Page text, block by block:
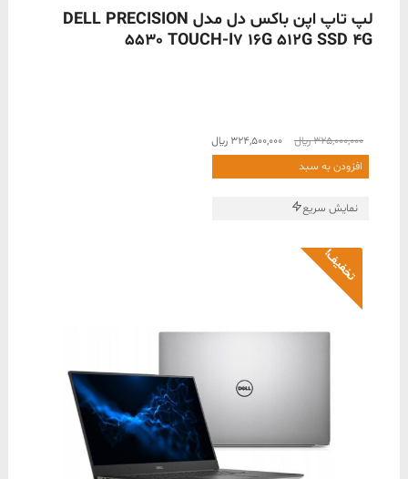
ناموجود
لپ تاپ اپن باکس دل مدل DELL PRECISION
5530 TOUCH-I7 16G 512G SSD 4G
325,000,000﷼
قیمت
اصلی
324,500,000 ﷼قیمت
فعلی
افزودن به سبد
نمایش سریع
تخفیف!